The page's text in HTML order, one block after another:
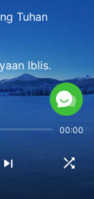
Tuhan
Iblis.
kudus,
Iblis,
Nya.
00:00